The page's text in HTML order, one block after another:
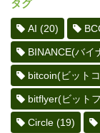
タグ
AI (20)
BINANCE(バイ
bitcoin(ビット
bitflyer(ビット
Circle (19)